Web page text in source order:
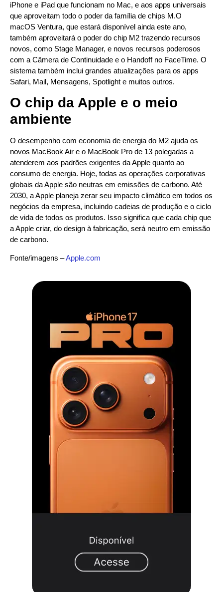
iPhone e iPad que funcionam no Mac, e aos apps universais
que aproveitam todo o poder da família de chips M.O
macOS Ventura, que estará disponível ainda este ano,
também aproveitará o poder do chip M2 trazendo recursos
novos, como Stage Manager, e novos recursos poderosos
com a Câmera de Continuidade e o Handoff no FaceTime. O
sistema também inclui grandes atualizações para os apps
Safari, Mail, Mensagens, Spotlight e muitos outros.
O chip da Apple e o meio
ambiente
O desempenho com economia de energia do M2 ajuda os
novos MacBook Air e o MacBook Pro de 13 polegadas a
atenderem aos padrões exigentes da Apple quanto ao
consumo de energia. Hoje, todas as operações corporativas
globais da Apple são neutras em emissões de carbono. Até
2030, a Apple planeja zerar seu impacto climático em todos os
negócios da empresa, incluindo cadeias de produção e o ciclo
de vida de todos os produtos. Isso significa que cada chip que
a Apple criar, do design à fabricação, será neutro em emissão
de carbono.
Fonte/imagens –Apple.com